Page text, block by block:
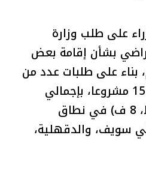
على طلب وزارة
بشأن إقامة بعض
بناء على طلبات عدد من
المحافظين، وعددها 15 مشروعا، بإجمالي
مساحة (12 س، 16 ط، 8 ف) في نطاق
سويف، والدقهلية،